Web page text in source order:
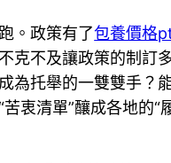
。政策有了包養價格
克不及讓政策的制訂
為托舉的一雙雙手
衷清單”釀成各地的